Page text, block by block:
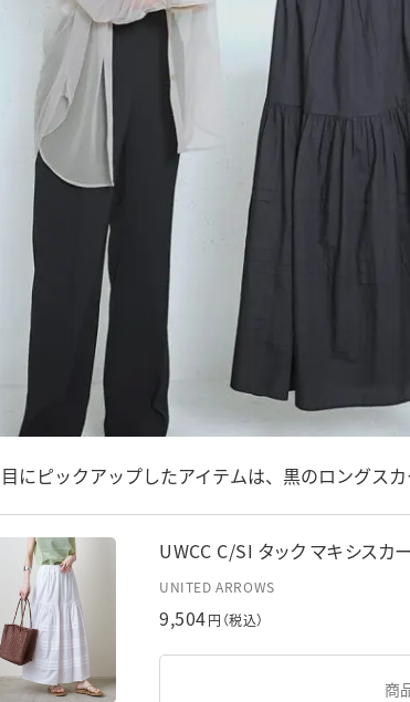
にピックアップしたアイテムは、黒のロングスカ
UWCC C/SI タック マキシスカ
UNITED ARROWS
9,504円（税込）
商